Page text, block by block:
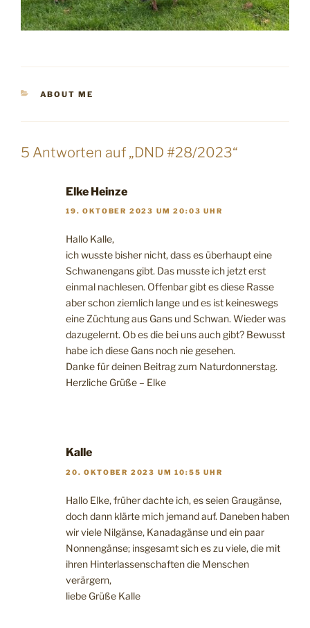
KATEGORIEN
ABOUT ME
5 Antworten auf „DND #28/2023“
Elke Heinze
19. OKTOBER 2023 UM 20:03 UHR
Hallo Kalle,
ich wusste bisher nicht, dass es überhaupt eine
Schwanengans gibt. Das musste ich jetzt erst
einmal nachlesen. Offenbar gibt es diese Rasse
aber schon ziemlich lange und es ist keineswegs
eine Züchtung aus Gans und Schwan. Wieder was
dazugelernt. Ob es die bei uns auch gibt? Bewusst
habe ich diese Gans noch nie gesehen.
Danke für deinen Beitrag zum Naturdonnerstag.
Herzliche Grüße – Elke
Kalle
20. OKTOBER 2023 UM 10:55 UHR
Hallo Elke, früher dachte ich, es seien Graugänse,
doch dann klärte mich jemand auf. Daneben haben
wir viele Nilgänse, Kanadagänse und ein paar
Nonnengänse; insgesamt sich es zu viele, die mit
ihren Hinterlassenschaften die Menschen
verärgern,
liebe Grüße Kalle